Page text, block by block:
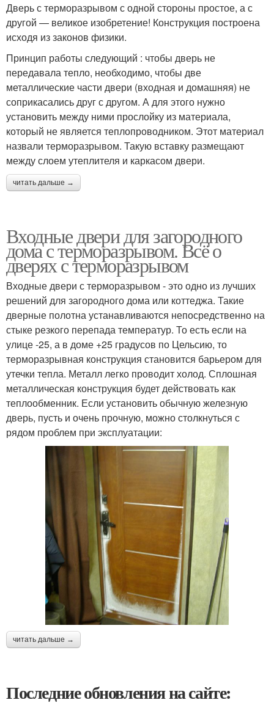
Дверь с терморазрывом с одной стороны простое, а с
другой — великое изобретение! Конструкция построена
исходя из законов физики.
Принцип работы следующий : чтобы дверь не
передавала тепло, необходимо, чтобы две
металлические части двери (входная и домашняя) не
соприкасались друг с другом. А для этого нужно
установить между ними прослойку из материала,
который не является теплопроводником. Этот материал
назвали терморазрывом. Такую вставку размещают
между слоем утеплителя и каркасом двери.
читать дальше →
Входные двери для загородного
дома с терморазрывом. Всё о
дверях с терморазрывом
Входные двери с терморазрывом - это одно из лучших
решений для загородного дома или коттеджа. Такие
дверные полотна устанавливаются непосредственно на
стыке резкого перепада температур. То есть если на
улице -25, а в доме +25 градусов по Цельсию, то
терморазрывная конструкция становится барьером для
утечки тепла. Металл легко проводит холод. Сплошная
металлическая конструкция будет действовать как
теплообменник. Если установить обычную железную
дверь, пусть и очень прочную, можно столкнуться с
рядом проблем при эксплуатации:
читать дальше →
Последние обновления на сайте: